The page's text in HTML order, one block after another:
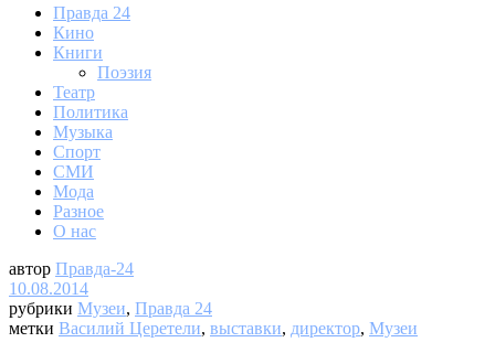
Правда 24
Кино
Книги
Поэзия
Театр
Политика
Музыка
Спорт
СМИ
Мода
Разное
О нас
автор Правда-24
10.08.2014
рубрики Музеи, Правда 24
метки Василий Церетели, выставки, директор, Музеи